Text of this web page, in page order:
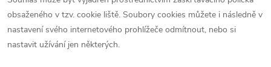
obsaženého v tzv. cookie liště. Soubory cookies můžete i následně v
nastavení svého internetového prohlížeče odmítnout, nebo si
nastavit užívání jen některých.